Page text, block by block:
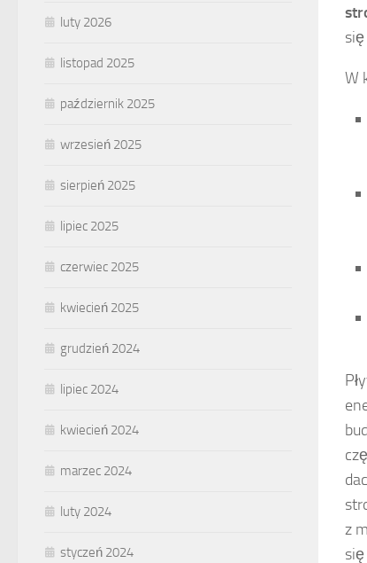
W
z
luty 2026
listopad 2025
październik 2025
wrzesień 2025
sierpień 2025
lipiec 2025
czerwiec 2025
kwiecień 2025
grudzień 2024
lipiec 2024
kwiecień 2024
marzec 2024
luty 2024
styczeń 2024